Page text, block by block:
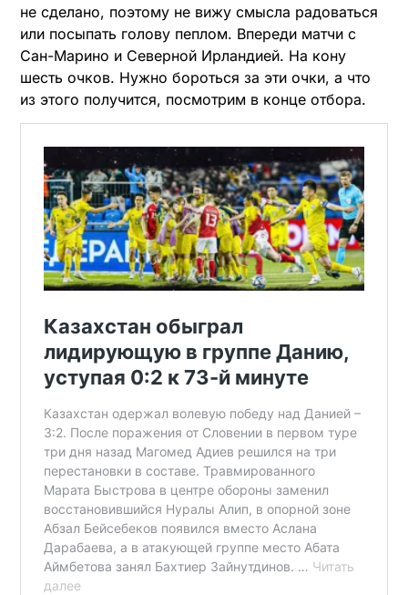
не сделано, поэтому не вижу смысла радоваться
или посыпать голову пеплом. Впереди матчи с
Сан-Марино и Северной Ирландией. На кону
шесть очков. Нужно бороться за эти очки, а что
из этого получится, посмотрим в конце отбора.